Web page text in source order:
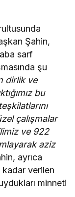
Şahin,
sarf
şu
dirlik ve
bu
çalışmalar
ve 922
aziz
ayrıca
kadar verilen
minneti